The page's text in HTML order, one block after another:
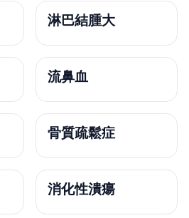
淋巴結腫大
流鼻血
骨質疏鬆症
消化性潰瘍